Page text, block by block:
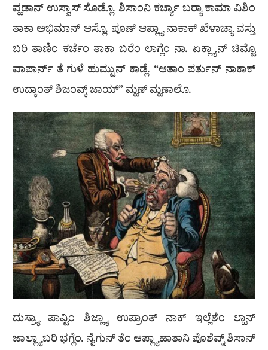
ವ್ಹಡಾನ್ ಉಸ್ವಾಸ್ ಸೊಡ್ಲೊ. ಶಿಸಾಂನಿ ಕರ್ಚ್ಯಾ ಬರ‍್ಯಾ ಕಾಮಾ ವಿಶಿಂ
ತಾಕಾ ಅಭಿಮಾನ್ ಆಸ್ಲೊ. ಪೂಣ್ ಆಪ್ಲ್ಯಾ ನಾಕಾಕ್ ಖೆಳಾಚ್ಯಾ ವಸ್ತು
ಬರಿ ತಾಣಿಂ ಕರ್ಚೆಂ ತಾಕಾ ಬರೆಂ ಲಾಗ್ಲೆಂ ನಾ. ಏಕ್ಲ್ಯಾನ್ ಚಿಮ್ಟೊ
ವಾಪಾರ್ನ್ ತೆ ಗುಳೆ ಹುಮ್ಟುನ್ ಕಾಡ್ಲೆ. “ಆತಾಂ ಪರ್ತುನ್ ನಾಕಾಕ್
ಉದ್ಕಾಂತ್ ಶಿಜಂವ್ಕ್ ಜಾಯ್” ಮ್ಹಣ್ ಮ್ಹಣಾಲೊ.
ದುಸ್ರ್ಯಾ ಪಾವ್ಟಿಂ ಶಿಜ್ಲ್ಯಾ ಉಪ್ರಾಂತ್ ನಾಕ್ ಇಲ್ಲೆಶೆಂ ಲ್ಹಾನ್
ಜಾಲ್ಲ್ಯಾಬರಿ ಭಗ್ಲೆಂ. ನೈಗುನ್ ತೆಂ ಆಪ್ಲ್ಯಾಹಾತಾನಿ ಪೊಶೆವ್ನ್ ಶಿಸಾನ್